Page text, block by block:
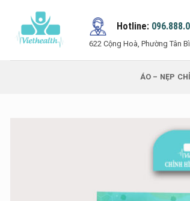
Hotline:
622 Cộng Hoà, Phường Tân
ÁO – NẸP